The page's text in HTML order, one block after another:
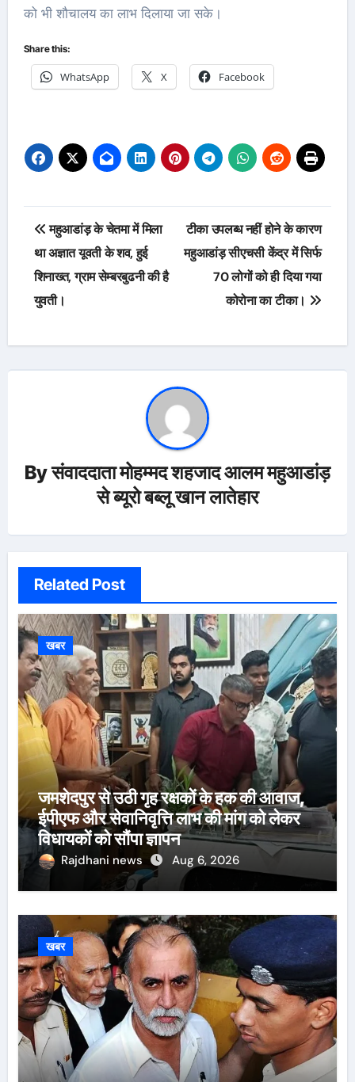
को भी शौचालय का लाभ दिलाया जा सके।
Share this:
WhatsApp X Facebook
Post
navigation
महुआडांड़ के चेतमा में मिला
था अज्ञात यूवती के शव, हुई
शिनाख्त, ग्राम सेम्बरबुढनी की है
युवती।
टीका उपलब्ध नहीं होने के कारण
महुआडांड़ सीएचसी केंद्र में सिर्फ
70 लोगों को ही दिया गया
कोरोना का टीका।
Byसंवाददाता मोहम्मद शहजाद आलम महुआडांड़
से ब्यूरो बब्लू खान लातेहार
Related Post
खबर
जमशेदपुर से उठी गृह रक्षकों के हक की आवाज,
ईपीएफ और सेवानिवृत्ति लाभ की मांग को लेकर
विधायकों को सौंपा ज्ञापन
Rajdhani news Aug 6, 2026
खबर